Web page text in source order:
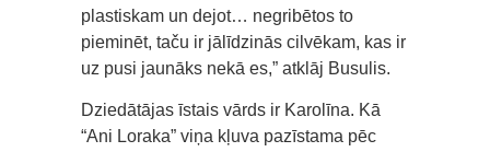
plastiskam un dejot… negribētos to
pieminēt, taču ir jālīdzinās cilvēkam, kas ir
uz pusi jaunāks nekā es,” atklāj Busulis.
Dziedātājas īstais vārds ir Karolīna. Kā
“Ani Loraka” viņa kļuva pazīstama pēc